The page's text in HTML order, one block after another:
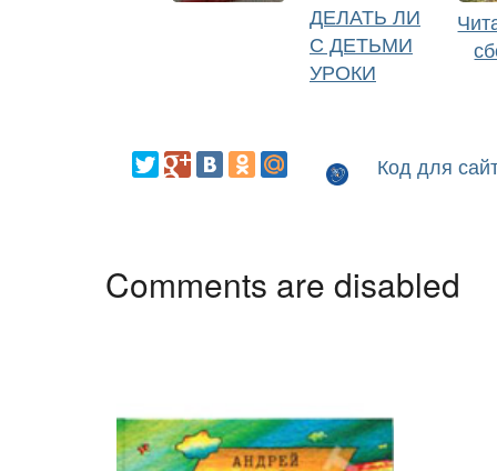
ДЕЛАТЬ ЛИ
С ДЕТЬМИ
УРОКИ
Код для
Comments are disabled